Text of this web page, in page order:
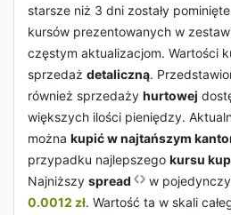
starsze niż 3 dni zostały
kursów prezentowanych w
częstym aktualizacjom. Wartości
sprzedaż detaliczną.
również sprzedaży hurtowej
większych ilości pieniędzy.
można kupić w najtańszym
przypadku najlepszego kursu
Najniższy spread
w
0.0012 zł. Wartość ta w skali